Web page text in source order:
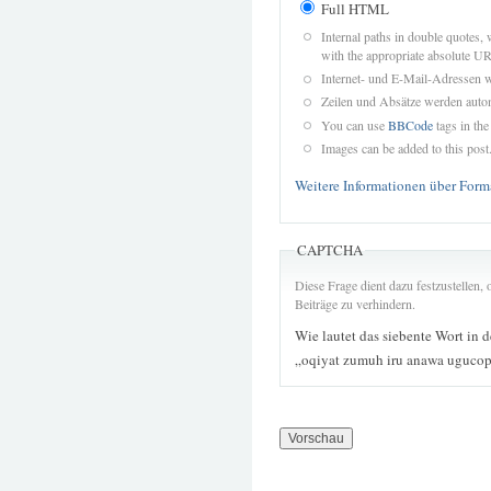
Full HTML
Internal paths in double quotes,
with the appropriate absolute
Internet- und E-Mail-Adressen
Zeilen und Absätze werden
You can useBBCodetags in
Images can be added to this post.
Weitere Informationen über
CAPTCHA
Diese Frage dient dazu
Beiträge zu verhindern.
Wie lautet das siebente Wort in
„oqiyat zumuh iru anawa